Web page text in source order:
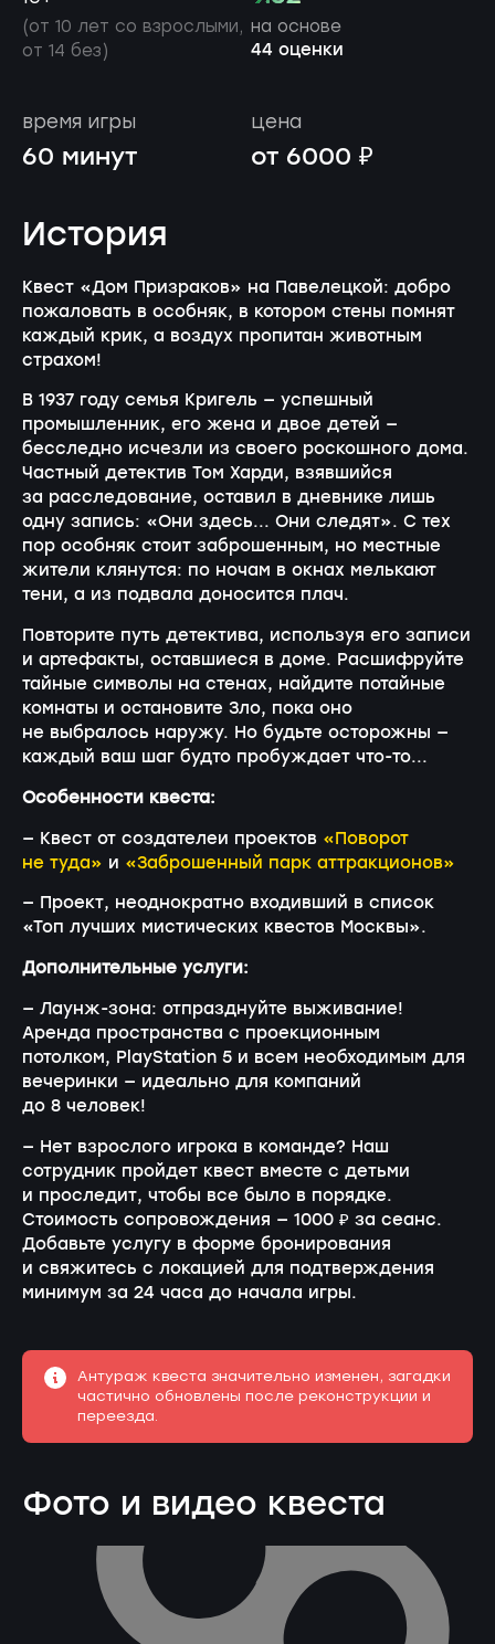
(от 10 лет со взрослыми,
от 14 без)
на основе
44 оценки
время игры
60 минут
цена
от 6000 ₽
История
Квест «Дом Призраков» на Павелецкой: добро
пожаловать в особняк, в котором стены помнят
каждый крик, а воздух пропитан животным
страхом!
В 1937 году семья Кригель — успешный
промышленник, его жена и двое детей —
бесследно исчезли из своего роскошного дома.
Частный детектив Том Харди, взявшийся
за расследование, оставил в дневнике лишь
одну запись: «Они здесь... Они следят». С тех
пор особняк стоит заброшенным, но местные
жители клянутся: по ночам в окнах мелькают
тени, а из подвала доносится плач.
Повторите путь детектива, используя его записи
и артефакты, оставшиеся в доме. Расшифруйте
тайные символы на стенах, найдите потайные
комнаты и остановите Зло, пока оно
не выбралось наружу. Но будьте осторожны —
каждый ваш шаг будто пробуждает что-то...
Особенности квеста:
— Квест от создателеи проектов «Поворот
не туда» и «Заброшенный парк аттракционов»
— Проект, неоднократно входивший в список
«Топ лучших мистических квестов Москвы».
Дополнительные услуги:
— Лаунж-зона: отпразднуйте выживание!
Аренда пространства с проекционным
потолком, PlayStation 5 и всем необходимым для
вечеринки — идеально для компаний
до 8 человек!
— Нет взрослого игрока в команде? Наш
сотрудник пройдет квест вместе с детьми
и проследит, чтобы все было в порядке.
Стоимость сопровождения — 1000 ₽ за сеанс.
Добавьте услугу в форме бронирования
и свяжитесь с локацией для подтверждения
минимум за 24 часа до начала игры.
Антураж квеста значительно изменен, загадки
частично обновлены после реконструкции и
переезда.
Фото и видео квеста